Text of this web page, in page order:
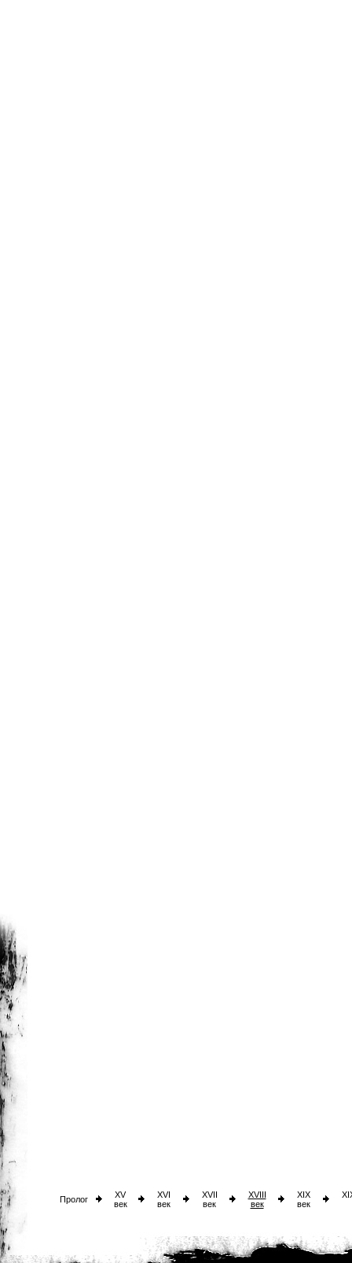
Пролог
XV
век
XVI
век
XVII
век
XVIII
век
XIX
век